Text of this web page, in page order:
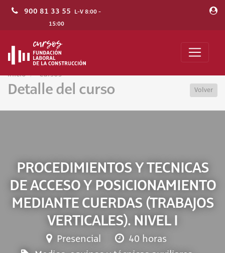
900 81 33 55 L-V 8:00 -
15:00
Inicio Cursos
Detalle del curso Volver
PROCEDIMIENTOS Y TECNICAS
DE ACCESO Y POSICIONAMIENTO
MEDIANTE CUERDAS (TRABAJOS
VERTICALES). NIVEL I
Presencial
40 horas